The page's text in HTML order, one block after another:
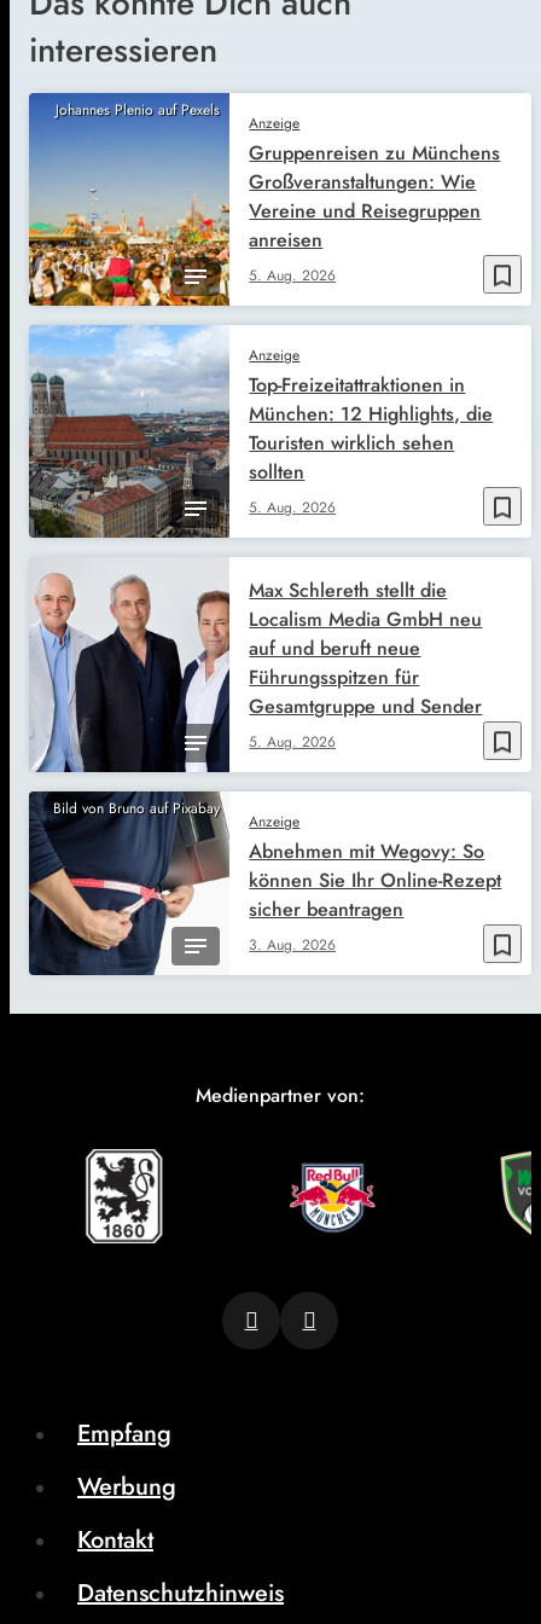
interessieren
Johannes Plenio auf Pexels
bookmark_border
Anzeige
5. Aug. 2026
Gruppenreisen zu Münchens
Großveranstaltungen: Wie
Vereine und Reisegruppen
anreisen
bookmark_border
Anzeige
5. Aug. 2026
Top-Freizeitattraktionen in
München: 12 Highlights, die
Touristen wirklich sehen
sollten
bookmark_border
5. Aug. 2026
Max Schlereth stellt die
Localism Media GmbH neu
auf und beruft neue
Führungsspitzen für
Gesamtgruppe und Sender
Bild von Bruno auf Pixabay
bookmark_border
Anzeige
3. Aug. 2026
Abnehmen mit Wegovy: So
können Sie Ihr Online-Rezept
sicher beantragen
Medienpartner von:
Empfang
Werbung
Kontakt
Datenschutzhinweis